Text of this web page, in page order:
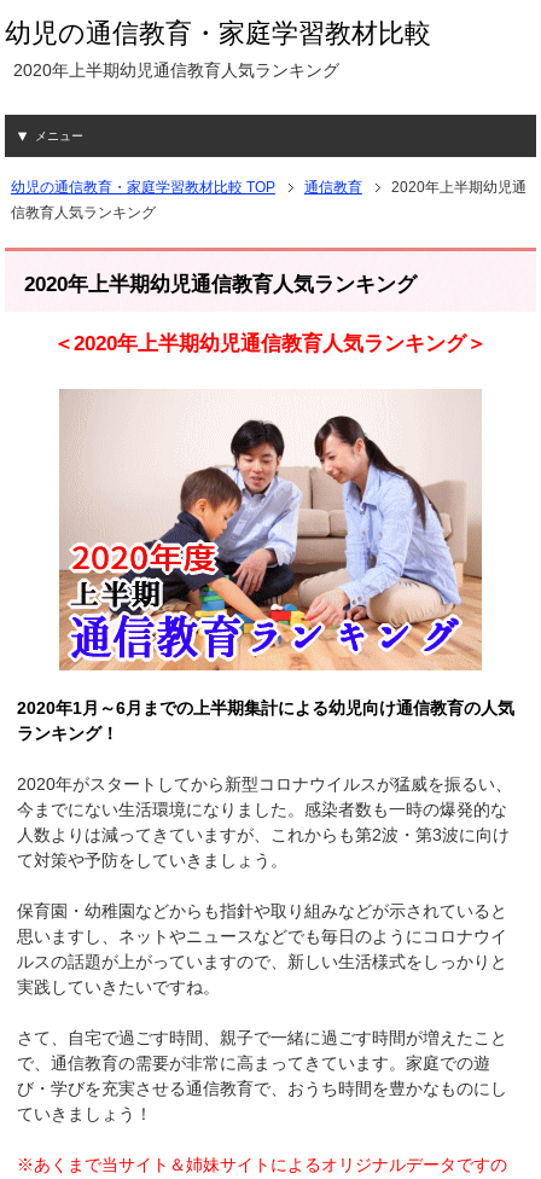
幼児の通信教育・家庭学習教材比較
2020年上半期幼児通信教育人気ランキング
メニュー
幼児の通信教育・家庭学習教材比較 TOP 通信教育
2020年上半期幼児通
信教育人気ランキング
2020年上半期幼児通信教育人気ランキング
＜2020年上半期幼児通信教育人気ランキング＞
2020年1月～6月までの上半期集計による幼児向け通信教育の人気
ランキング！
2020年がスタートしてから新型コロナウイルスが猛威を振るい、
今までにない生活環境になりました。感染者数も一時の爆発的な
人数よりは減ってきていますが、これからも第2波・第3波に向け
て対策や予防をしていきましょう。
保育園・幼稚園などからも指針や取り組みなどが示されていると
思いますし、ネットやニュースなどでも毎日のようにコロナウイ
ルスの話題が上がっていますので、新しい生活様式をしっかりと
実践していきたいですね。
さて、自宅で過ごす時間、親子で一緒に過ごす時間が増えたこと
で、通信教育の需要が非常に高まってきています。家庭での遊
び・学びを充実させる通信教育で、おうち時間を豊かなものにし
ていきましょう！
※あくまで当サイト＆姉妹サイトによるオリジナルデータですの